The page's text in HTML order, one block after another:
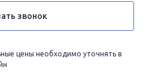
звонок
цены необходимо уточнять в